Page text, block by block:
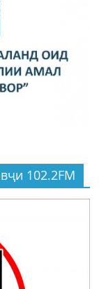
102.2FM